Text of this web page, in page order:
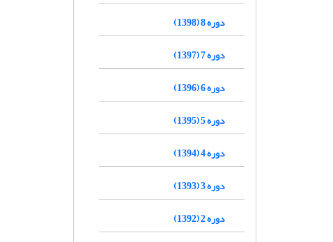
دوره 8 (1398)
دوره 7 (1397)
دوره 6 (1396)
دوره 5 (1395)
دوره 4 (1394)
دوره 3 (1393)
دوره 2 (1392)